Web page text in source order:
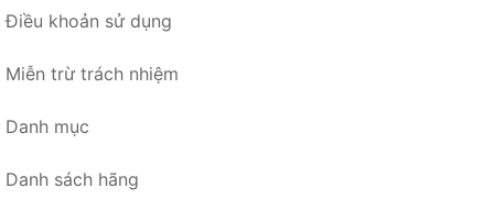
Điều khoản sử dụng
Miễn trừ trách nhiệm
Danh mục
Danh sách hãng